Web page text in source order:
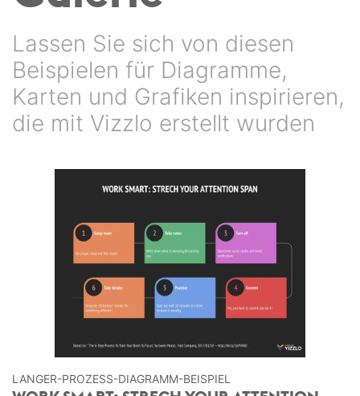
Lassen Sie sich von diesen
Beispielen für Diagramme,
Karten und Grafiken inspirieren,
die mit Vizzlo erstellt wurden
LANGER-PROZESS-DIAGRAMM-BEISPIEL